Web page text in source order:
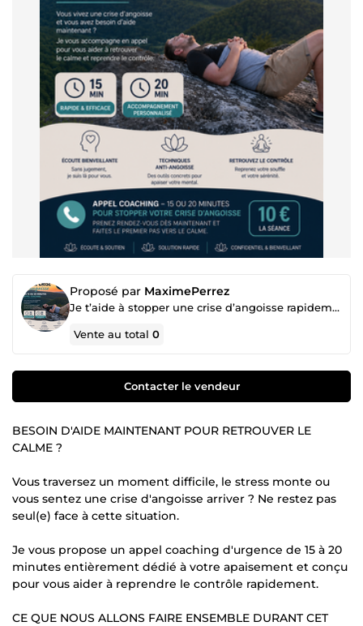
Proposé par MaximePerrez
Je t’aide à stopper une crise d’angoisse rapidement (appel 15–20 min)
Vente au total0
Contacter le vendeur
BESOIN D'AIDE MAINTENANT POUR RETROUVER LE
CALME ?
Vous traversez un moment difficile, le stress monte ou
vous sentez une crise d'angoisse arriver ? Ne restez pas
seul(e) face à cette situation.
Je vous propose un appel coaching d'urgence de 15 à 20
minutes entièrement dédié à votre apaisement et conçu
pour vous aider à reprendre le contrôle rapidement.
CE QUE NOUS ALLONS FAIRE ENSEMBLE DURANT CET